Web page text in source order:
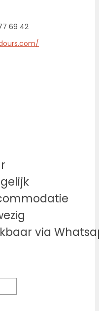
69 42
via